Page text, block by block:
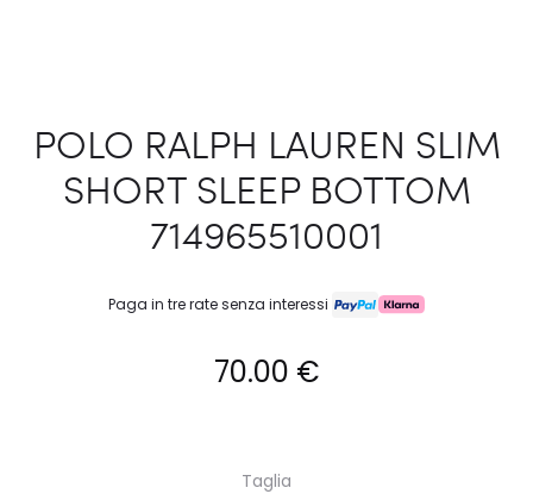
POLO RALPH LAUREN SLIM
SHORT SLEEP BOTTOM
714965510001
Paga in tre rate senza interessi
70.00 €
Taglia